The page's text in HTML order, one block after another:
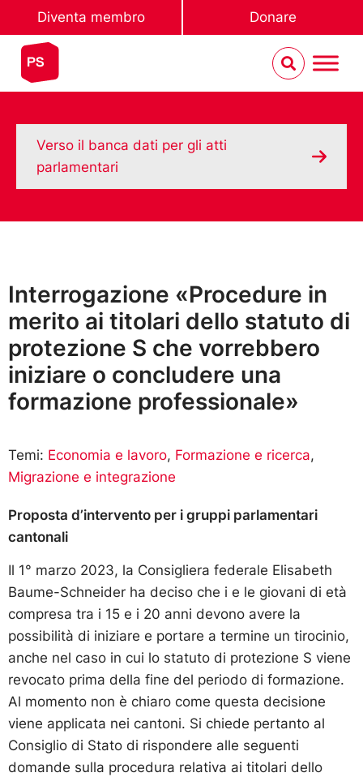
Diventa membro Donare
Verso il banca dati per gli atti
parlamentari
Interrogazione «Procedure in
merito ai titolari dello statuto di
protezione S che vorrebbero
iniziare o concludere una
formazione professionale»
Temi: Economia e lavoro, Formazione e ricerca,
Migrazione e integrazione
Proposta d’intervento per i gruppi parlamentari
cantonali
Il 1° marzo 2023, la Consigliera federale Elisabeth
Baume-Schneider ha deciso che i e le giovani di età
compresa tra i 15 e i 20 anni devono avere la
possibilità di iniziare e portare a termine un tirocinio,
anche nel caso in cui lo statuto di protezione S viene
revocato prima della fine del periodo di formazione.
Al momento non è chiaro come questa decisione
viene applicata nei cantoni. Si chiede pertanto al
Consiglio di Stato di rispondere alle seguenti
domande sulla procedura relativa ai titolari dello